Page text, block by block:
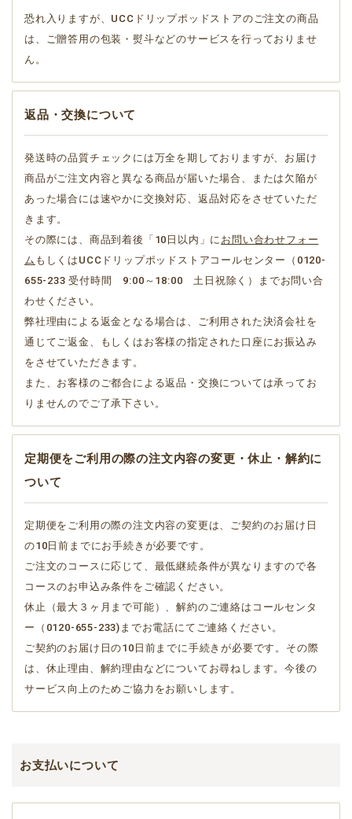
恐れ入りますが、UCCドリップポッドストアのご注文の商品
は、ご贈答用の包装・熨斗などのサービスを行っておりませ
ん。
返品・交換について
発送時の品質チェックには万全を期しておりますが、お届け
商品がご注文内容と異なる商品が届いた場合、または欠陥が
あった場合には速やかに交換対応、返品対応をさせていただ
きます。
その際には、商品到着後「10日以内」に お問い合わせフォー
ム もしくはUCCドリップポッドストアコールセンター（0120-
655-233 受付時間 9:00～18:00 土日祝除く）までお問い合
わせください。
弊社理由による返金となる場合は、ご利用された決済会社を
通じてご返金、もしくはお客様の指定された口座にお振込み
をさせていただきます。
また、お客様のご都合による返品・交換については承ってお
りませんのでご了承下さい。
定期便をご利用の際の注文内容の変更・休止・解約に
ついて
定期便をご利用の際の注文内容の変更は、ご契約のお届け日
の10日前までにお手続きが必要です。
ご注文のコースに応じて、最低継続条件が異なりますので各
コースのお申込み条件をご確認ください。
休止（最大３ヶ月まで可能）、解約のご連絡はコールセンタ
ー（0120-655-233)までお電話にてご連絡ください。
ご契約のお届け日の10日前までに手続きが必要です。その際
は、休止理由、解約理由などについてお尋ねします。今後の
サービス向上のためご協力をお願いします。
お支払いについて